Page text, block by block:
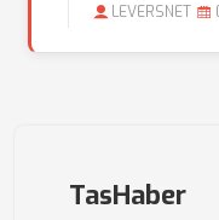
LEVERSNET
TasHaber